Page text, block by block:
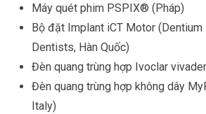
Máy quét phim PSPIX® (Pháp)
Bộ đặt Implant iCT Motor
Dentists, Hàn Quốc)
Đèn quang trùng hợp Ivoclar
Đèn quang trùng hợp không dây
Italy)